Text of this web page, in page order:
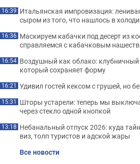
16:39 Итальянская импровизация:
сыром из того, что нашлось в
16:36 Маскируем кабачки под десерт из
справляемся с кабачковым
16:54 Воздушный как облако:
который сохраняет форму
16:21 Удивил гостей кексом с грушей, но
15:31 Шторы устарели: теперь мы
через стекло одной кнопкой
13:18 Небанальный отпуск 2026: куда
виз, толп туристов и адской жары
Все новости